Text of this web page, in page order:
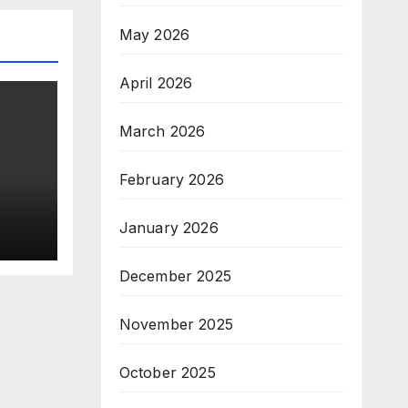
May 2026
April 2026
March 2026
February 2026
January 2026
December 2025
November 2025
October 2025